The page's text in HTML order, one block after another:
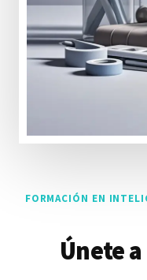
FORMACIÓN EN
Únete